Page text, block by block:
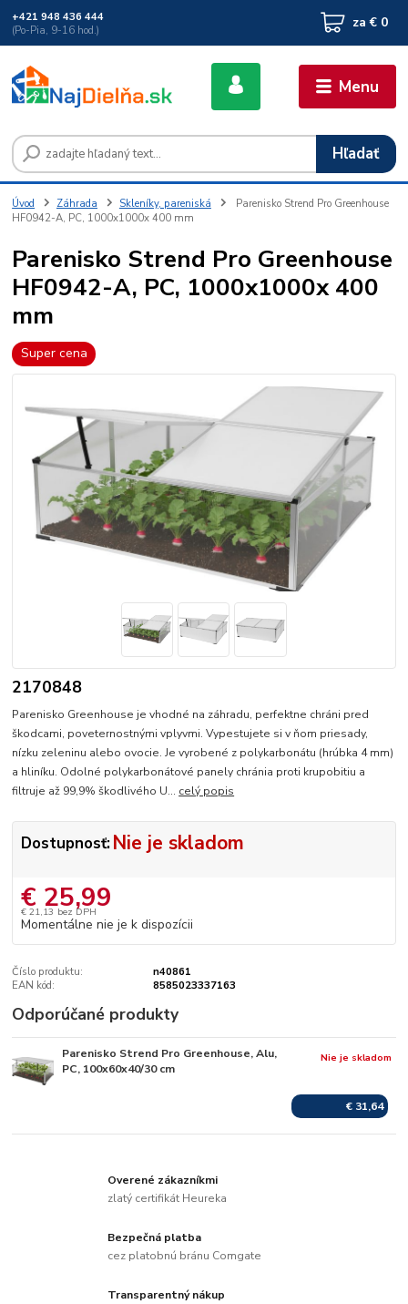
Menu
Hľadať
+421 948 436 444
(Po-Pia, 9-16 hod.)
za € 0
Úvod Záhrada Skleníky, pareniská
Parenisko Strend Pro Greenhouse
HF0942-A, PC, 1000x1000x 400 mm
Parenisko Strend Pro Greenhouse
HF0942-A, PC, 1000x1000x 400
mm
Super cena
2170848
Parenisko Greenhouse je vhodné na záhradu, perfektne chráni pred
škodcami, poveternostnými vplyvmi. Vypestujete si v ňom priesady,
nízku zeleninu alebo ovocie. Je vyrobené z polykarbonátu (hrúbka 4 mm)
a hliníku. Odolné polykarbonátové panely chránia proti krupobitiu a
filtruje až 99,9% škodlivého U... celý popis
Dostupnosť:Nie je skladom
€ 25,99
€ 21,13 bez DPH
Momentálne nie je k dispozícii
Číslo produktu:
n40861
EAN kód:
8585023337163
Odporúčané produkty
Parenisko Strend Pro Greenhouse, Alu,
PC, 100x60x40/30 cm
€ 31,64
Nie je skladom
Overené zákazníkmi
zlatý certifikát Heureka
Bezpečná platba
cez platobnú bránu Comgate
Transparentný nákup